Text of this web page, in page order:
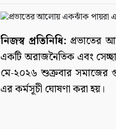
নিজস্ব প্রতিনিধি: প্রভাতের
একটি অরাজনৈতিক এবং
মে-২০২৬ শুক্রবার সমাজের
এর কর্মসূচী ঘোষণা করা হয়।